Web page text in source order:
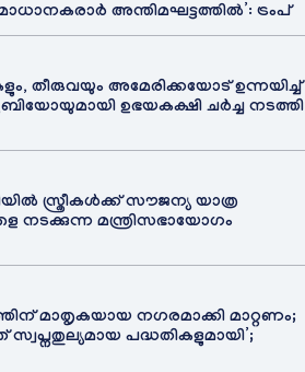
അന്തിമഘട്ടത്തിൽ‌’: ട്രംപ്
തീരുവയും അമേരിക്കയോട് ഉന്നയിച്ച്
ഉഭയകക്ഷി ചർച്ച നടത്തി
സ്ത്രീകൾക്ക് സൗജന്യ യാത്ര
നടക്കുന്ന മന്ത്രിസഭായോഗം
മാതൃകയായ നഗരമാക്കി മാറ്റണം;
പദ്ധതികളുമായി’;